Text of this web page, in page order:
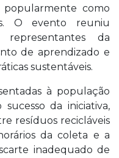
popularmente como
O evento reuniu
representantes da
de aprendizado e
sustentáveis.
à população
sucesso da iniciativa,
resíduos recicláveis
da coleta e a
inadequado de